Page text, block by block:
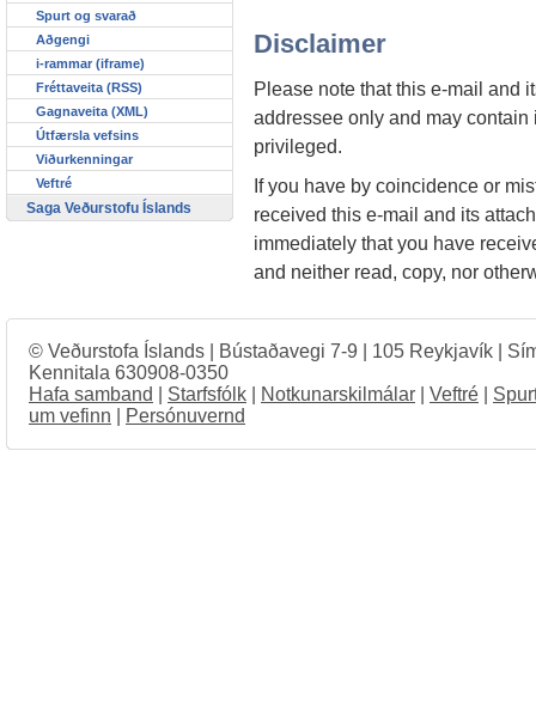
Disclaimer
Please note that this e-mail and
addressee only and may
privileged.
If you have by coincidence or
received this e-mail and its
immediately that you have
and neither read, copy, nor
Spurt og svarað
Aðgengi
i-rammar (iframe)
Fréttaveita (RSS)
Gagnaveita (XML)
Útfærsla vefsins
Viðurkenningar
Veftré
Saga Veðurstofu Íslands
© Veðurstofa Íslands | Bústaðavegi 7-9 | 105 Reykjavík |
Kennitala 630908-0350
Hafa samband
Starfsfólk Notkunarskilmálar Veftré
um vefinn
Persónuvernd